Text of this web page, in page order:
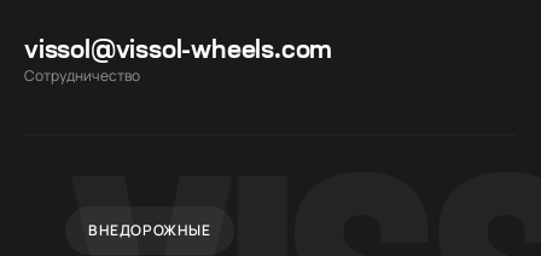
vissol@vissol-wheels.com
Cотрудничество
ВНЕДОРОЖНЫЕ